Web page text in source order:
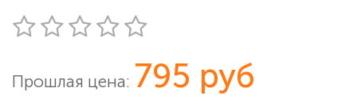
Прошлая цена: 795 руб